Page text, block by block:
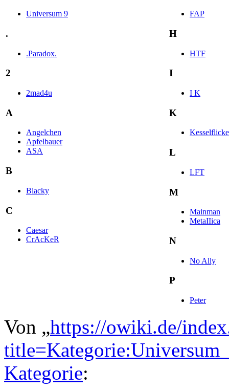
Universum 9
.
.Paradox.
2
2mad4u
A
Angelchen
Apfelbauer
ASA
B
Blacky
C
Caesar
CrAcKeR
FAP
H
HTF
I
I K
K
L
LFT
M
Mainman
MetaIIica
N
No Ally
P
Peter
Von „https://owiki.de/
Kategorie: